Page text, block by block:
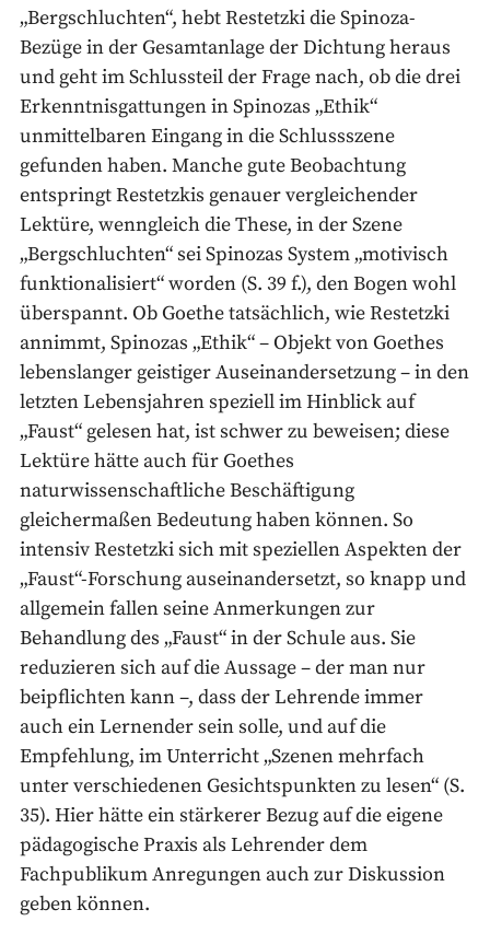
„Bergschluchten“, hebt Restetzki die Spinoza-
Bezüge in der Gesamtanlage der Dichtung heraus
und geht im Schlussteil der Frage nach, ob die drei
Erkenntnisgattungen in Spinozas „Ethik“
unmittelbaren Eingang in die Schlussszene
gefunden haben. Manche gute Beobachtung
entspringt Restetzkis genauer vergleichender
Lektüre, wenngleich die These, in der Szene
„Bergschluchten“ sei Spinozas System „motivisch
funktionalisiert“ worden (S. 39 f.), den Bogen wohl
überspannt. Ob Goethe tatsächlich, wie Restetzki
annimmt, Spinozas „Ethik“ – Objekt von Goethes
lebenslanger geistiger Auseinandersetzung – in den
letzten Lebensjahren speziell im Hinblick auf
„Faust“ gelesen hat, ist schwer zu beweisen; diese
Lektüre hätte auch für Goethes
naturwissenschaftliche Beschäftigung
gleichermaßen Bedeutung haben können. So
intensiv Restetzki sich mit speziellen Aspekten der
„Faust“-Forschung auseinandersetzt, so knapp und
allgemein fallen seine Anmerkungen zur
Behandlung des „Faust“ in der Schule aus. Sie
reduzieren sich auf die Aussage – der man nur
beipflichten kann –, dass der Lehrende immer
auch ein Lernender sein solle, und auf die
Empfehlung, im Unterricht „Szenen mehrfach
unter verschiedenen Gesichtspunkten zu lesen“ (S.
35). Hier hätte ein stärkerer Bezug auf die eigene
pädagogische Praxis als Lehrender dem
Fachpublikum Anregungen auch zur Diskussion
geben können.